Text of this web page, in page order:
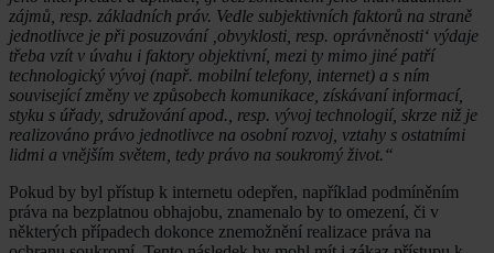
zájmů, resp. základních práv. Vedle subjektivních faktorů na straně
jednotlivce je při posuzování ‚obvyklosti, resp. oprávněnosti‘ výdaje
třeba vzít v úvahu i faktory objektivní, mezi ty mimo jiné patří
technologický vývoj (např. mobilní telefony, internet) a s ním
související změny ve způsobech komunikace, získávaní informací,
styku s úřady, sdružování apod., resp. vývoj technologií, skrze niž je
realizováno právo jednotlivce na osobní rozvoj, vztahy s ostatními
lidmi a vnějším světem, tedy právo na soukromý život.“
Pokud by byl přístup k internetu odepřen, například podmíněním
práva na bezplatnou obhajobu, znamenalo by to omezení, či v
některých případech dokonce znemožnění realizace práva na